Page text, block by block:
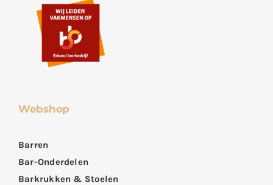
Webshop
Barren
Bar-Onderdelen
Barkrukken & Stoelen